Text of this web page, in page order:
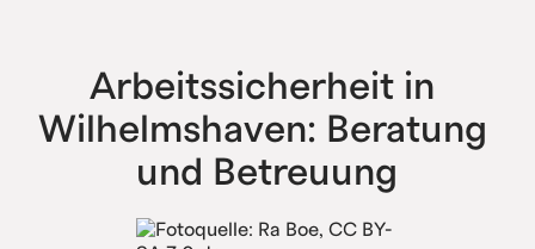
Arbeitssicherheit in
Wilhelmshaven: Beratung
und Betreuung